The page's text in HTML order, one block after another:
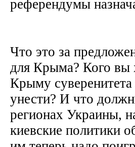
референдумы
Что это за
для Крыма? Кого вы
Крыму
унести? И что
регионах Украины,
киевские политики